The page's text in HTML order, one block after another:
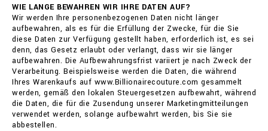
WIE LANGE BEWAHREN WIR IHRE DATEN AUF?
Wir werden Ihre personenbezogenen Daten nicht länger
aufbewahren, als es für die Erfüllung der Zwecke, für die Sie
diese Daten zur Verfügung gestellt haben, erforderlich ist, es sei
denn, das Gesetz erlaubt oder verlangt, dass wir sie länger
aufbewahren. Die Aufbewahrungsfrist variiert je nach Zweck der
Verarbeitung. Beispielsweise werden die Daten, die während
Ihres Warenkaufs auf www.Billionairecouture.com gesammelt
werden, gemäß den lokalen Steuergesetzen aufbewahrt, während
die Daten, die für die Zusendung unserer Marketingmitteilungen
verwendet werden, solange aufbewahrt werden, bis Sie sie
abbestellen.